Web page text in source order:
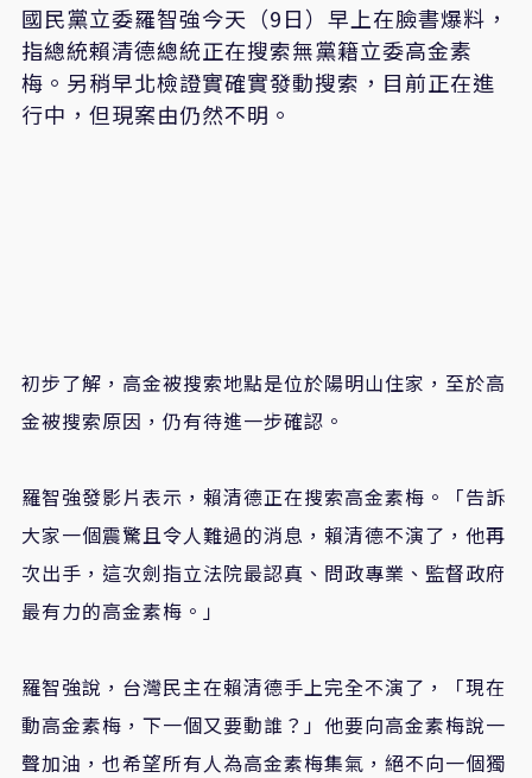
國民黨立委羅智強今天（9日）早上在臉書爆料，
指總統賴清德總統正在搜索無黨籍立委高金素
梅。另稍早北檢證實確實發動搜索，目前正在進
行中，但現案由仍然不明。
初步了解，高金被搜索地點是位於陽明山住家，至於高
金被搜索原因，仍有待進一步確認。
羅智強發影片表示，賴清德正在搜索高金素梅。「告訴
大家一個震驚且令人難過的消息，賴清德不演了，他再
次出手，這次劍指立法院最認真、問政專業、監督政府
最有力的高金素梅。」
羅智強說，台灣民主在賴清德手上完全不演了，「現在
動高金素梅，下一個又要動誰？」他要向高金素梅說一
聲加油，也希望所有人為高金素梅集氣，絕不向一個獨